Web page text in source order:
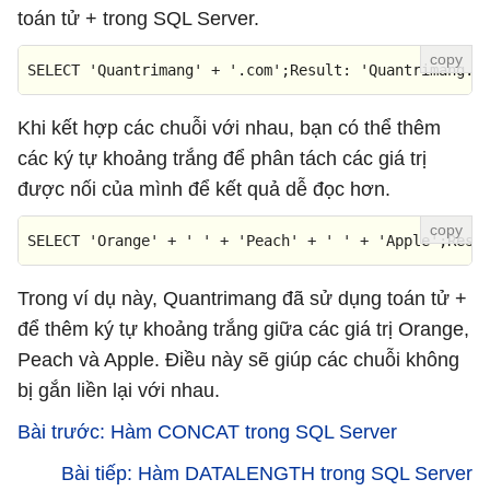
toán tử + trong SQL Server.
SELECT 'Quantrimang' + '.com' ;Result :
Khi kết hợp các chuỗi với nhau, bạn có thể thêm
các ký tự khoảng trắng để phân tách các giá trị
được nối của mình để kết quả dễ đọc hơn.
SELECT 'Orange' + ' ' + 'Peach' + ' ' + 'Apple';
Trong ví dụ này, Quantrimang đã sử dụng toán tử +
để thêm ký tự khoảng trắng giữa các giá trị Orange,
Peach và Apple. Điều này sẽ giúp các chuỗi không
bị gắn liền lại với nhau.
Bài trước: Hàm CONCAT trong SQL Server
Bài tiếp: Hàm DATALENGTH trong SQL Server